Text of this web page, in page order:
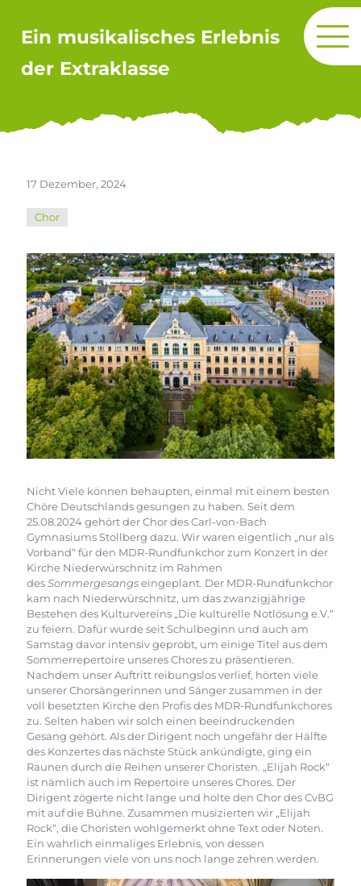
Ein musikalisches Erlebnis
der Extraklasse
17 Dezember, 2024
Chor
Nicht Viele können behaupten, einmal mit einem besten
Chöre Deutschlands gesungen zu haben. Seit dem
25.08.2024 gehört der Chor des Carl-von-Bach
Gymnasiums Stollberg dazu. Wir waren eigentlich „nur als
Vorband“ für den MDR-Rundfunkchor zum Konzert in der
Kirche Niederwürschnitz im Rahmen
desSommergesangseingeplant. Der MDR-Rundfunkchor
kam nach Niederwürschnitz, um das zwanzigjährige
Bestehen des Kulturvereins „Die kulturelle Notlösung e.V.“
zu feiern. Dafür wurde seit Schulbeginn und auch am
Samstag davor intensiv geprobt, um einige Titel aus dem
Sommerrepertoire unseres Chores zu präsentieren.
Nachdem unser Auftritt reibungslos verlief, hörten viele
unserer Chorsängerinnen und Sänger zusammen in der
voll besetzten Kirche den Profis des MDR-Rundfunkchores
zu. Selten haben wir solch einen beeindruckenden
Gesang gehört. Als der Dirigent noch ungefähr der Hälfte
des Konzertes das nächste Stück ankündigte, ging ein
Raunen durch die Reihen unserer Choristen. „Elijah Rock“
ist nämlich auch im Repertoire unseres Chores. Der
Dirigent zögerte nicht lange und holte den Chor des CvBG
mit auf die Bühne. Zusammen musizierten wir „Elijah
Rock“, die Choristen wohlgemerkt ohne Text oder Noten.
Ein wahrlich einmaliges Erlebnis, von dessen
Erinnerungen viele von uns noch lange zehren werden.